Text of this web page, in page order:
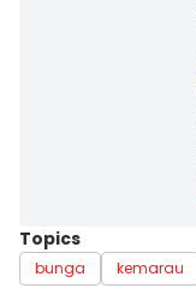
Topics
bunga kemarau